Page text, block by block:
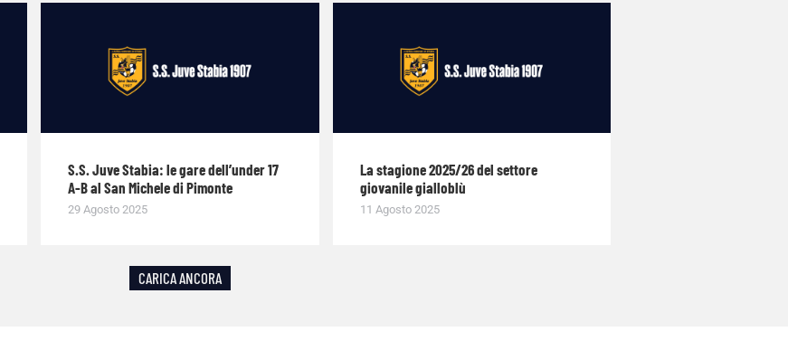
S.S. Juve Stabia: le gare dell’under 17
A-B al San Michele di Pimonte
29 Agosto 2025
La stagione 2025/26 del settore
giovanile gialloblù
11 Agosto 2025
CARICA ANCORA